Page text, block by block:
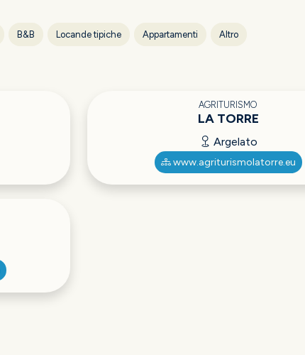
B&B Locande tipiche Appartamenti Altro
AGRITURISMO
LA TORRE
Argelato
www.agriturismolatorre.eu